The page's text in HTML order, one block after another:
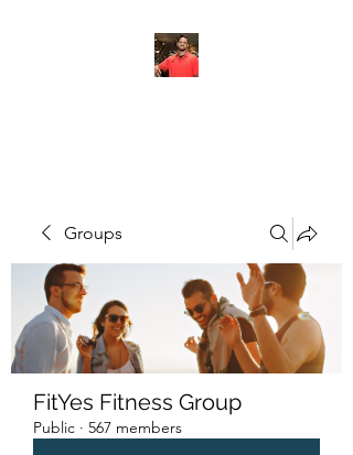
Groups
FitYes Fitness Group
Public · 567 members